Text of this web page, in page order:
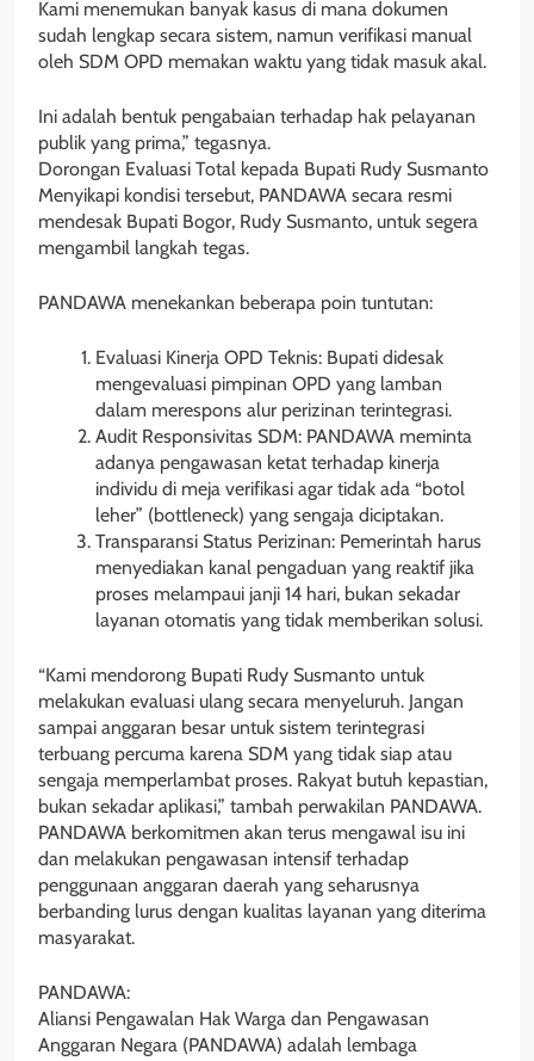
Kami menemukan banyak kasus di mana dokumen
sudah lengkap secara sistem, namun verifikasi manual
oleh SDM OPD memakan waktu yang tidak masuk akal.
Ini adalah bentuk pengabaian terhadap hak pelayanan
publik yang prima,” tegasnya.
Dorongan Evaluasi Total kepada Bupati Rudy Susmanto
Menyikapi kondisi tersebut, PANDAWA secara resmi
mendesak Bupati Bogor, Rudy Susmanto, untuk segera
mengambil langkah tegas.
PANDAWA menekankan beberapa poin tuntutan:
Evaluasi Kinerja OPD Teknis: Bupati didesak
mengevaluasi pimpinan OPD yang lamban
dalam merespons alur perizinan terintegrasi.
Audit Responsivitas SDM: PANDAWA meminta
adanya pengawasan ketat terhadap kinerja
individu di meja verifikasi agar tidak ada “botol
leher” (bottleneck) yang sengaja diciptakan.
Transparansi Status Perizinan: Pemerintah harus
menyediakan kanal pengaduan yang reaktif jika
proses melampaui janji 14 hari, bukan sekadar
layanan otomatis yang tidak memberikan solusi.
“Kami mendorong Bupati Rudy Susmanto untuk
melakukan evaluasi ulang secara menyeluruh. Jangan
sampai anggaran besar untuk sistem terintegrasi
terbuang percuma karena SDM yang tidak siap atau
sengaja memperlambat proses. Rakyat butuh kepastian,
bukan sekadar aplikasi,” tambah perwakilan PANDAWA.
PANDAWA berkomitmen akan terus mengawal isu ini
dan melakukan pengawasan intensif terhadap
penggunaan anggaran daerah yang seharusnya
berbanding lurus dengan kualitas layanan yang diterima
masyarakat.
PANDAWA:
Aliansi Pengawalan Hak Warga dan Pengawasan
Anggaran Negara (PANDAWA) adalah lembaga